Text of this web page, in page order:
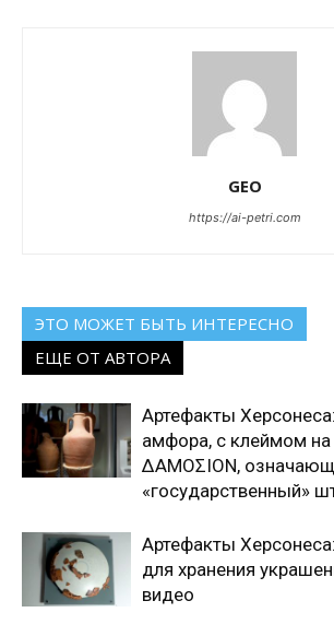
GEO
https://ai-petri.com
ЭТО МОЖЕТ БЫТЬ ИНТЕРЕСНО
ЕЩЕ ОТ АВТОРА
Артефакты
амфора, с клеймом на
ΔΑΜΟΣΙΟΝ,
«государственный»
Артефакты
для хранения
видео